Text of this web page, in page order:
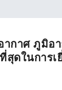
ากาศ ภูมิอ
สุดในการเ